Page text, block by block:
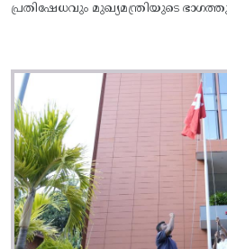
പ്രതിഷേധവും മുഖ്യമന്ത്രിയുടെ